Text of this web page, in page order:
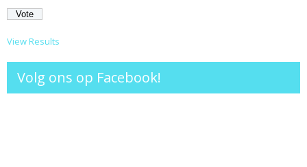
View Results
Volg ons op Facebook!